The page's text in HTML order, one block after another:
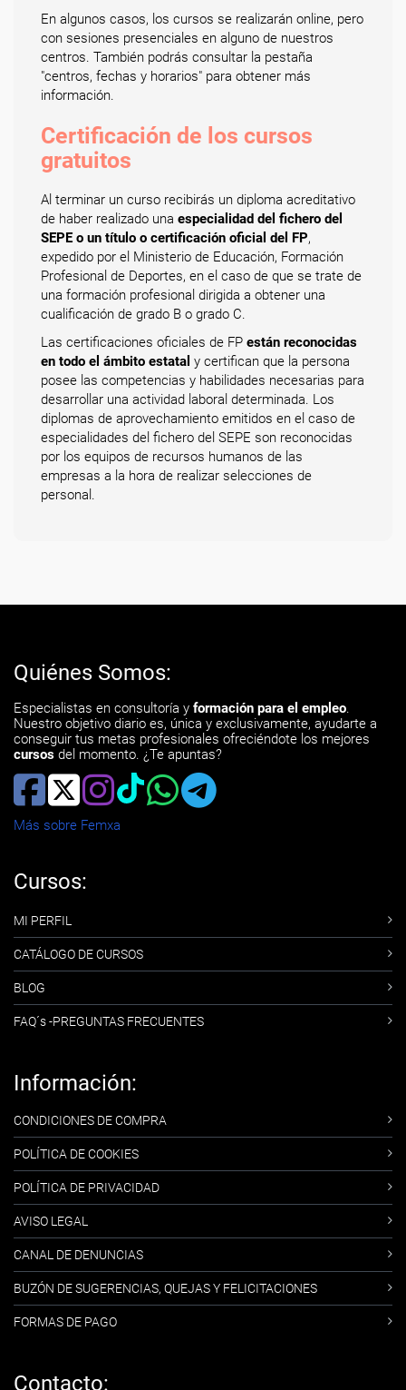
En algunos casos, los cursos se realizarán online, pero
con sesiones presenciales en alguno de nuestros
centros. También podrás consultar la pestaña
"centros, fechas y horarios" para obtener más
información.
Certificación de los cursos
gratuitos
Al terminar un curso recibirás un diploma acreditativo
de haber realizado una especialidad del fichero del
SEPE o un título o certificación oficial del FP,
expedido por el Ministerio de Educación, Formación
Profesional de Deportes, en el caso de que se trate de
una formación profesional dirigida a obtener una
cualificación de grado B o grado C.
Las certificaciones oficiales de FP están reconocidas
en todo el ámbito estatal y certifican que la persona
posee las competencias y habilidades necesarias para
desarrollar una actividad laboral determinada. Los
diplomas de aprovechamiento emitidos en el caso de
especialidades del fichero del SEPE son reconocidas
por los equipos de recursos humanos de las
empresas a la hora de realizar selecciones de
personal.
Quiénes Somos:
Especialistas en consultoría y formación para el empleo.
Nuestro objetivo diario es, única y exclusivamente, ayudarte a
conseguir tus metas profesionales ofreciéndote los mejores
cursos del momento. ¿Te apuntas?
Más sobre Femxa
Cursos:
MI PERFIL
CATÁLOGO DE CURSOS
BLOG
FAQ´s -PREGUNTAS FRECUENTES
Información:
CONDICIONES DE COMPRA
POLÍTICA DE COOKIES
POLÍTICA DE PRIVACIDAD
AVISO LEGAL
CANAL DE DENUNCIAS
BUZÓN DE SUGERENCIAS, QUEJAS Y FELICITACIONES
FORMAS DE PAGO
Contacto: